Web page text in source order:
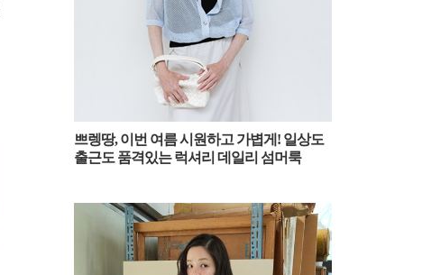
쁘렝땅, 이번 여름 시원하고 가볍게! 일상도
출근도 품격있는 럭셔리 데일리 섬머룩